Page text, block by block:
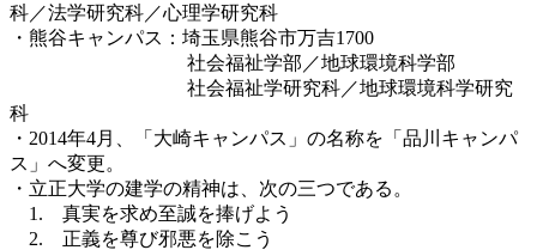
科／法学研究科／心理学研究科
・熊谷キャンパス：埼玉県熊谷市万吉1700
社会福祉学部／地球環境科学部
社会福祉学研究科／地球環境科学研究
科
・2014年4月、「大崎キャンパス」の名称を「品川キャンパ
ス」へ変更。
・立正大学の建学の精神は、次の三つである。
1. 真実を求め至誠を捧げよう
2. 正義を尊び邪悪を除こう